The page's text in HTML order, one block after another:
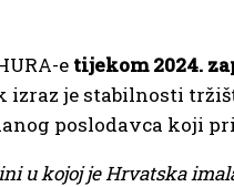
e tijekom 2024.
izraz je stabilnosti
poslodavca koji
u kojoj je Hrvatska